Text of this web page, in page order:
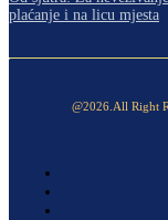
plaćanje i na licu mjesta
@2026.All Right